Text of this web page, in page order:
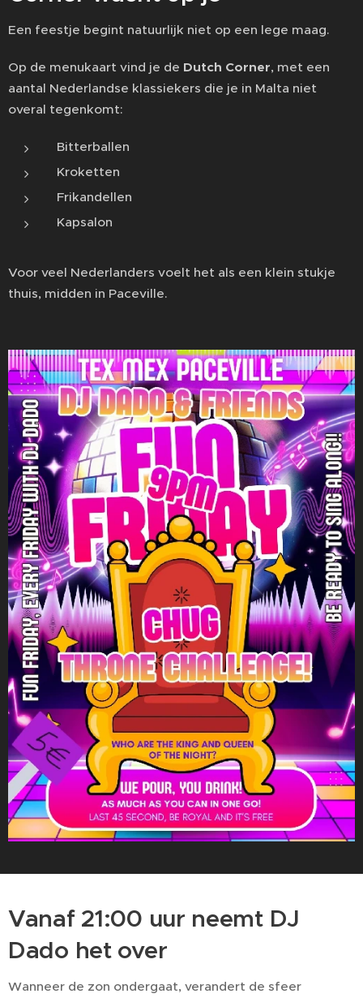
Een feestje begint natuurlijk niet op een lege maag.
Op de menukaart vind je de Dutch Corner, met een
aantal Nederlandse klassiekers die je in Malta niet
overal tegenkomt:
Bitterballen
Kroketten
Frikandellen
Kapsalon
Voor veel Nederlanders voelt het als een klein stukje
thuis, midden in Paceville.
Vanaf 21:00 uur neemt DJ
Dado het over
Wanneer de zon ondergaat, verandert de sfeer